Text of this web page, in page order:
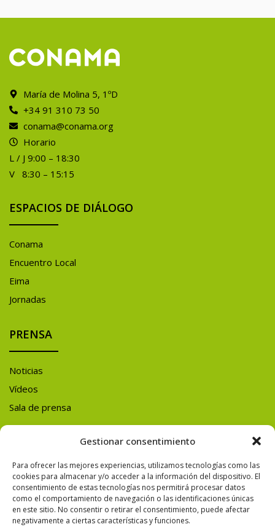
Gestionar consentimiento
Para ofrecer las mejores experiencias, utilizamos tecnologías como las
cookies para almacenar y/o acceder a la información del dispositivo. El
consentimiento de estas tecnologías nos permitirá procesar datos
como el comportamiento de navegación o las identificaciones únicas
en este sitio. No consentir o retirar el consentimiento, puede afectar
negativamente a ciertas características y funciones.
María de Molina 5, 1ºD
+34 91 310 73 50
conama@conama.org
Horario
L / J 9:00 – 18:30
V 8:30 – 15:15
ESPACIOS DE DIÁLOGO
Conama
Encuentro Local
Eima
Jornadas
PRENSA
Noticias
Vídeos
Sala de prensa
SÍGUENOS EN
REDES SOCIALES